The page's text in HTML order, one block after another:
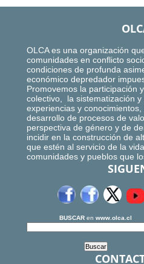
OLCA es una organización
comunidades en conflicto
condiciones de profunda
económico depredador
Promovemos la participación
colectivo, la sistematización y
experiencias y
desarrollo de procesos de
perspectiva de género y de
incidir en la construcción de
que estén al servicio de la
comunidades y pueblos que
BUSCAR en www.olca.cl